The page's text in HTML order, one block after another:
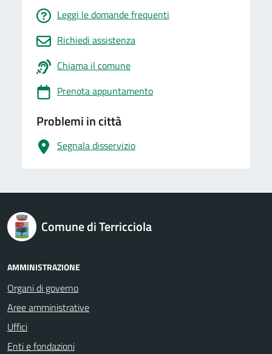
Leggi le domande frequenti
Richiedi assistenza
Chiama il comune
Prenota appuntamento
Problemi in città
Segnala disservizio
logo Unione Europea
Comune di Terricciola
AMMINISTRAZIONE
Organi di governo
Aree amministrative
Uffici
Enti e fondazioni